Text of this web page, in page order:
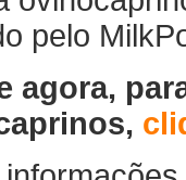
foi
causou
da Europa e
a Itália.